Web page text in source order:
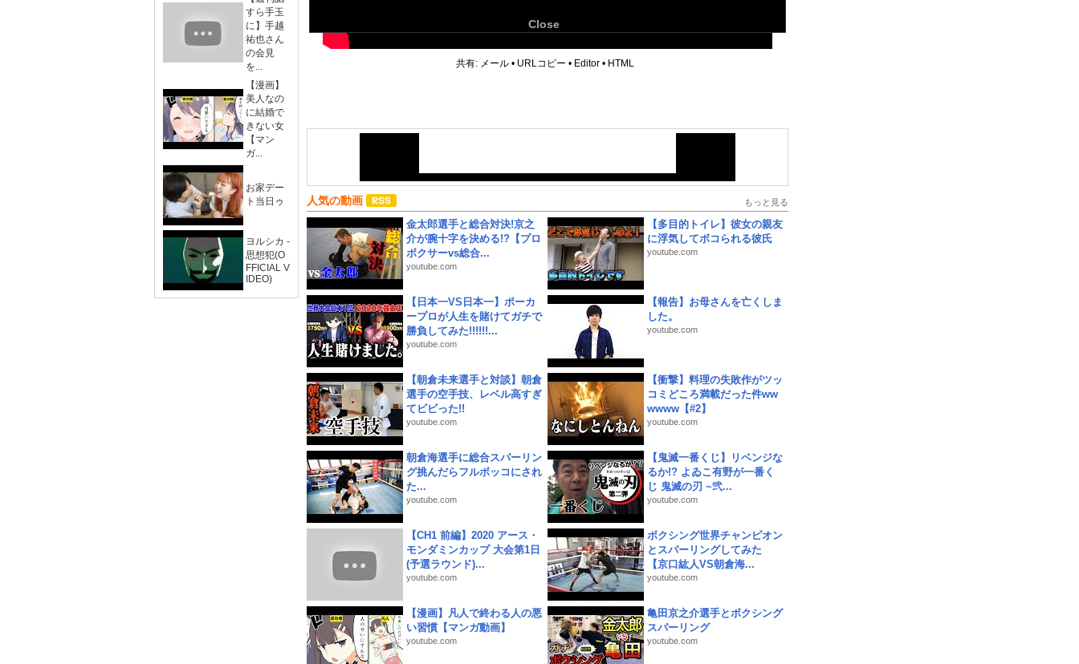
すら手玉
に】手越
祐也さん
の会見
を...
【漫画】
美人なの
に結婚で
きない女
【マン
ガ...
お家デー
ト当日ゥ
ヨルシカ -
思想犯(O
FFICIAL V
IDEO)
Close
共有: メール • URLコピー • Editor • HTML
人気の動画 もっと見る
金太郎選手と総合対決!京之
介が腕十字を決める!?【プロ
ボクサーvs総合...
youtube.com
【多目的トイレ】彼女の親友
に浮気してボコられる彼氏
youtube.com
【日本一VS日本一】ポーカ
ープロが人生を賭けてガチで
勝負してみた!!!!!!...
youtube.com
【報告】お母さんを亡くしま
した。
youtube.com
【朝倉未来選手と対談】朝倉
選手の空手技、レベル高すぎ
てビビった!!
youtube.com
【衝撃】料理の失敗作がツッ
コミどころ満載だった件ww
wwww【#2】
youtube.com
朝倉海選手に総合スパーリン
グ挑んだらフルボッコにされ
た...
youtube.com
【鬼滅一番くじ】リベンジな
るか!? よゐこ有野が一番く
じ 鬼滅の刃 ~弐...
youtube.com
【CH1 前編】2020 アース・
モンダミンカップ 大会第1日
(予選ラウンド)...
youtube.com
ボクシング世界チャンピオン
とスパーリングしてみた
【京口紘人VS朝倉海...
youtube.com
【漫画】凡人で終わる人の悪
い習慣【マンガ動画】
youtube.com
亀田京之介選手とボクシング
スパーリング
youtube.com